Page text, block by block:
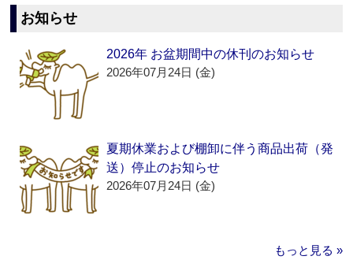
お知らせ
2026年 お盆期間中の休刊のお知らせ
2026年07月24日 (金)
夏期休業および棚卸に伴う商品出荷（発
送）停止のお知らせ
2026年07月24日 (金)
もっと見る »